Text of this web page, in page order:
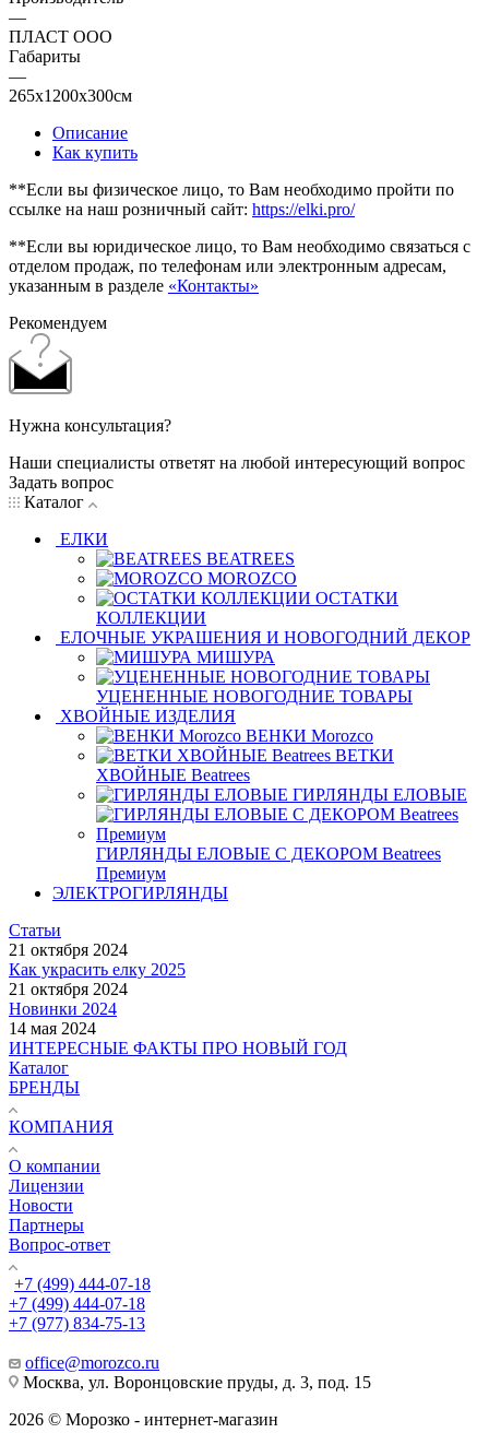
—
ПЛАСТ ООО
Габариты
—
265x1200x300см
Описание
Как купить
**Если вы физическое лицо, то Вам необходимо пройти по
ссылке на наш розничный сайт: https://elki.pro/
**Если вы юридическое лицо, то Вам необходимо связаться с
отделом продаж, по телефонам или электронным адресам,
указанным в разделе «Контакты»
Рекомендуем
Нужна консультация?
Наши специалисты ответят на любой интересующий вопрос
Задать вопрос
Каталог
ЕЛКИ
BEATREES
MOROZCO
ОСТАТКИ
КОЛЛЕКЦИИ
ЕЛОЧНЫЕ УКРАШЕНИЯ И НОВОГОДНИЙ ДЕКОР
МИШУРА
УЦЕНЕННЫЕ НОВОГОДНИЕ ТОВАРЫ
ХВОЙНЫЕ ИЗДЕЛИЯ
ВЕНКИ Morozco
ВЕТКИ
ХВОЙНЫЕ Beatrees
ГИРЛЯНДЫ ЕЛОВЫЕ
ГИРЛЯНДЫ ЕЛОВЫЕ С ДЕКОРОМ Beatrees
Премиум
ЭЛЕКТРОГИРЛЯНДЫ
Статьи
21 октября 2024
Как украсить елку 2025
21 октября 2024
Новинки 2024
14 мая 2024
ИНТЕРЕСНЫЕ ФАКТЫ ПРО НОВЫЙ ГОД
Каталог
БРЕНДЫ
КОМПАНИЯ
О компании
Лицензии
Новости
Партнеры
Вопрос-ответ
+7 (499) 444-07-18
+7 (499) 444-07-18
+7 (977) 834-75-13
office@morozco.ru
Москва, ул. Воронцовские пруды, д. 3, под. 15
2026 © Морозко - интернет-магазин